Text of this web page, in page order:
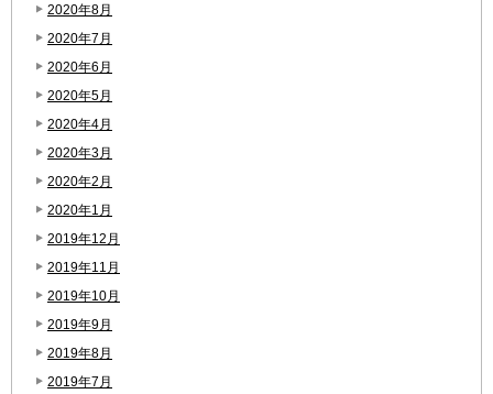
2020年8月
2020年7月
2020年6月
2020年5月
2020年4月
2020年3月
2020年2月
2020年1月
2019年12月
2019年11月
2019年10月
2019年9月
2019年8月
2019年7月